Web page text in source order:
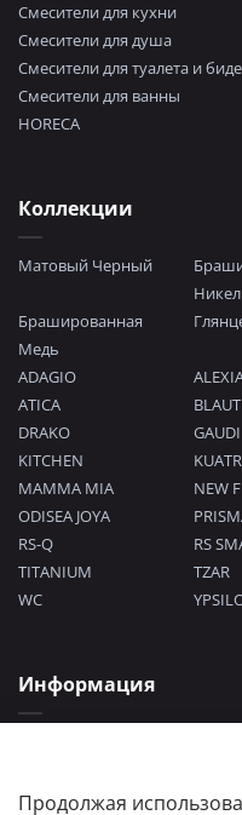
Смесители для кухни
Смесители для душа
Смесители для туалета и биде
Смесители для ванны
HORECA
Коллекции
Матовый Черный
Брашированная
Медь
ADAGIO
ATICA
DRAKO
GAUDI
KITCHEN
MAMMA MIA
NEW
ODISEA JOYA
RS-Q
RS
TITANIUM
TZAR
WC
Информация
Пользовательское
Продолжая